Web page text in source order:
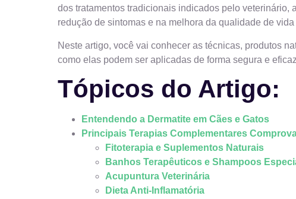
dos tratamentos tradicionais indicados pelo veterinário,
redução de sintomas e na melhora da qualidade de
Neste artigo, você vai conhecer as técnicas, produtos
como elas podem ser aplicadas de forma segura e
Tópicos do Artigo:
Entendendo a Dermatite em Cães e Gatos
Principais Terapias Complementares
Fitoterapia e Suplementos Naturais
Banhos Terapêuticos e Shampoos
Acupuntura Veterinária
Dieta Anti-Inflamatória